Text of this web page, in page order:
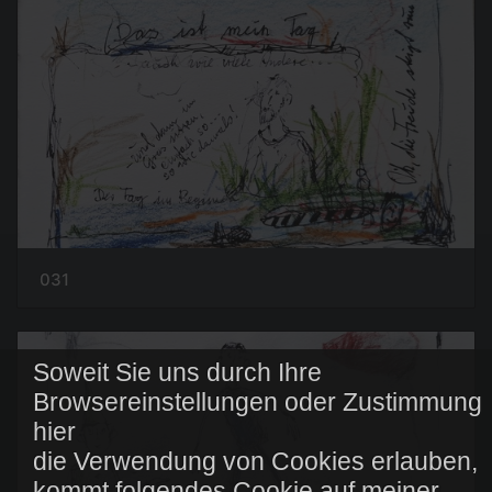
Soweit Sie uns durch Ihre
Browsereinstellungen oder Zustimmung
hier
die Verwendung von Cookies erlauben,
031